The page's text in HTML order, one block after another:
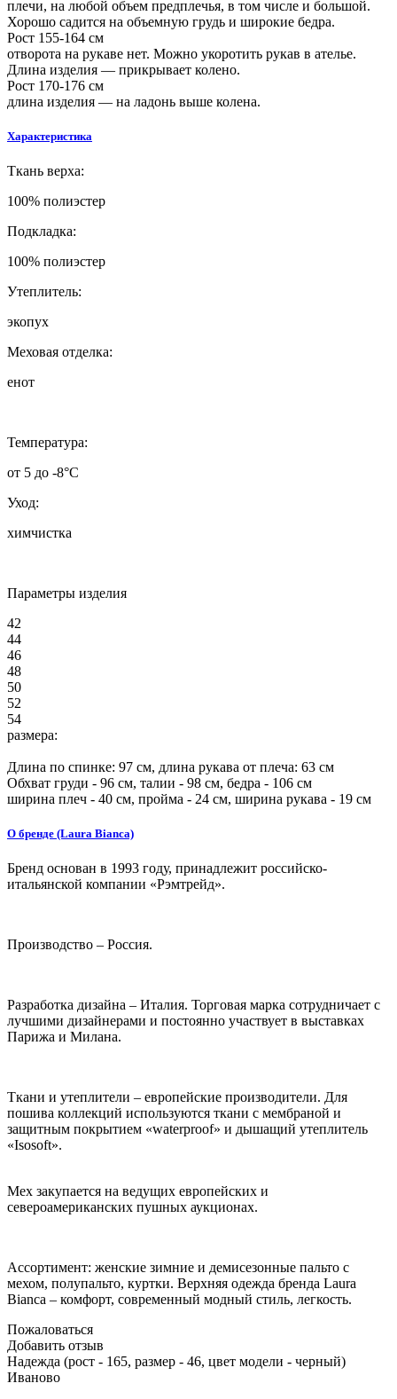
плечи, на любой объем предплечья, в том числе и большой.
Хорошо садится на объемную грудь и широкие бедра.
Рост 155-164 см
отворота на рукаве нет. Можно укоротить рукав в ателье.
Длина изделия — прикрывает колено.
Рост 170-176 см
длина изделия — на ладонь выше колена.
Характеристика
Ткань верха:
100% полиэстер
Подкладка:
100% полиэстер
Утеплитель:
экопух
Меховая отделка:
енот
Температура:
от 5 до -8°C
Уход:
химчистка
Параметры изделия
42
44
46
48
50
52
54
размера:
Длина по спинке: 97 см, длина рукава от плеча: 63 см
Обхват груди - 96 см, талии - 98 см, бедра - 106 см
ширина плеч - 40 см, пройма - 24 см, ширина рукава - 19 см
О бренде (Laura Bianca)
Бренд основан в 1993 году, принадлежит российско-
итальянской компании «Рэмтрейд».
Производство – Россия.
Разработка дизайна – Италия. Торговая марка сотрудничает с
лучшими дизайнерами и постоянно участвует в выставках
Парижа и Милана.
Ткани и утеплители – европейские производители. Для
пошива коллекций используются ткани с мембраной и
защитным покрытием «waterproof» и дышащий утеплитель
«Isosoft».
Мех закупается на ведущих европейских и
североамериканских пушных аукционах.
Ассортимент: женские зимние и демисезонные пальто с
мехом, полупальто, куртки. Верхняя одежда бренда Laura
Bianca – комфорт, современный модный стиль, легкость.
Пожаловаться
Добавить отзыв
Надежда (рост - 165, размер - 46, цвет модели - черный)
Иваново